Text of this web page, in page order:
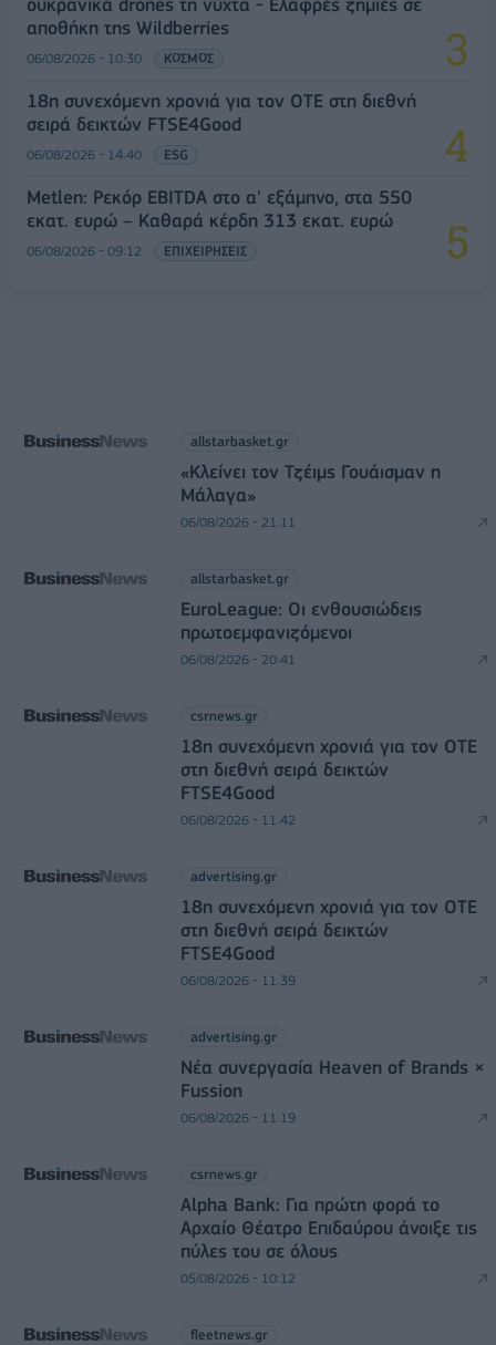
ουκρανικά drones τη νύχτα - Ελαφρές ζημιές σε
αποθήκη της Wildberries
06/08/2026 - 10:30 ΚΟΣΜΟΣ
18η συνεχόμενη χρονιά για τον ΟΤΕ στη διεθνή
σειρά δεικτών FTSE4Good
06/08/2026 - 14:40 ESG
Metlen: Ρεκόρ EBITDA στο α' εξάμηνο, στα 550
εκατ. ευρώ – Καθαρά κέρδη 313 εκατ. ευρώ
06/08/2026 - 09:12 ΕΠΙΧΕΙΡΗΣΕΙΣ
allstarbasket.gr
«Κλείνει τον Τζέιμς Γουάισμαν η
Μάλαγα»
06/08/2026 - 21:11
allstarbasket.gr
EuroLeague: Οι ενθουσιώδεις
πρωτοεμφανιζόμενοι
06/08/2026 - 20:41
csrnews.gr
18η συνεχόμενη χρονιά για τον ΟΤΕ
στη διεθνή σειρά δεικτών
FTSE4Good
06/08/2026 - 11:42
advertising.gr
18η συνεχόμενη χρονιά για τον ΟΤΕ
στη διεθνή σειρά δεικτών
FTSE4Good
06/08/2026 - 11:39
advertising.gr
Νέα συνεργασία Heaven of Brands ×
Fussion
06/08/2026 - 11:19
csrnews.gr
Alpha Bank: Για πρώτη φορά το
Αρχαίο Θέατρο Επιδαύρου άνοιξε τις
πύλες του σε όλους
05/08/2026 - 10:12
fleetnews.gr